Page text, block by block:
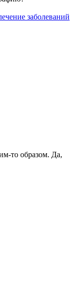
заболеваний
то образом. Да,